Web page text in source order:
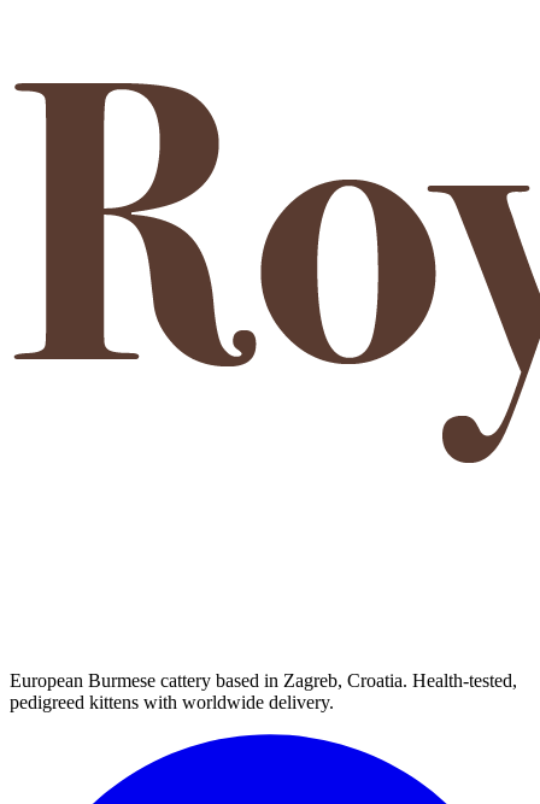
European Burmese cattery based in Zagreb, Croatia. Health-tested,
pedigreed kittens with worldwide delivery.